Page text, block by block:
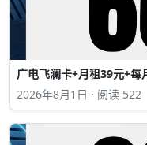
广电飞澜卡+月租39元+每
2026年8月1日 · 阅读 522